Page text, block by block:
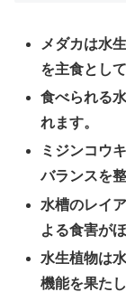
メダカは水
を主食とし
食べられる
れます。
ミジンコウ
バランスを
水槽のレイ
よる食害が
水生植物は
機能を果たし